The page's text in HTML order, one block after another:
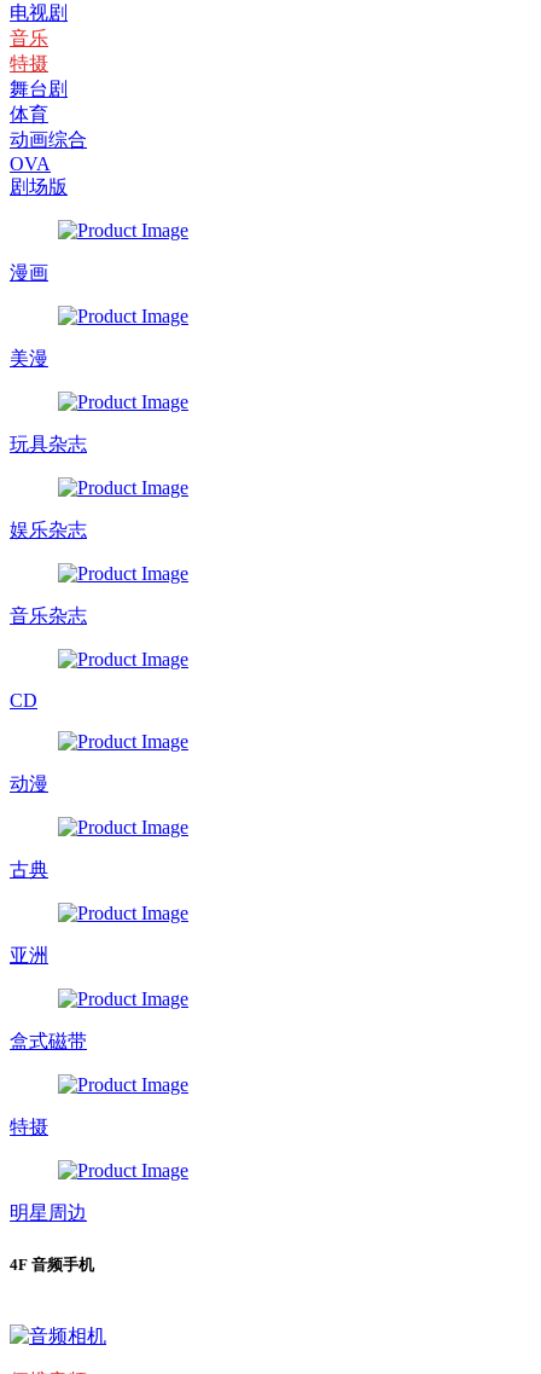
电视剧
音乐
特摄
舞台剧
体育
动画综合
OVA
剧场版
漫画
美漫
玩具杂志
娱乐杂志
音乐杂志
CD
动漫
古典
亚洲
盒式磁带
特摄
明星周边
4F 音频手机